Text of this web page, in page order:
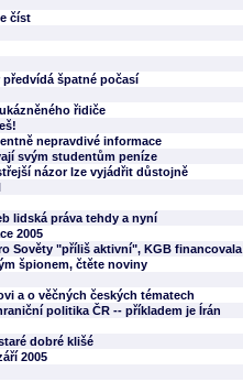
číst
špatné počasí
řidiče
nepravdivé informace
svým studentům peníze
názor lze vyjádřit důstojně
lidská práva tehdy a nyní
2005
Sověty "příliš aktivní", KGB
špionem, čtěte noviny
a o věčných českých tématech
politika ČR -- příkladem je Írán
dobré klišé
2005